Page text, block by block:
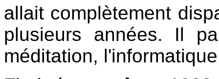
allait complètement
plusieurs années. Il
méditation,